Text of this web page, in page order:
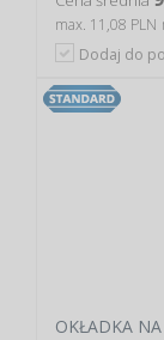
max. 11,08 PLN
Dodaj do
OKŁADKA